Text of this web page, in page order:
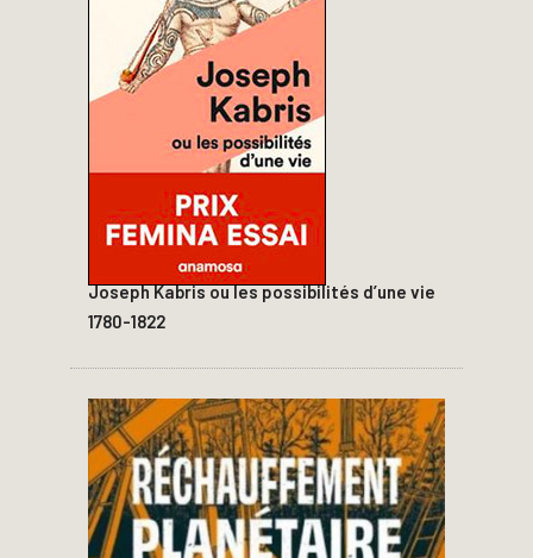
Joseph Kabris ou les possibilités d’une vie
1780-1822